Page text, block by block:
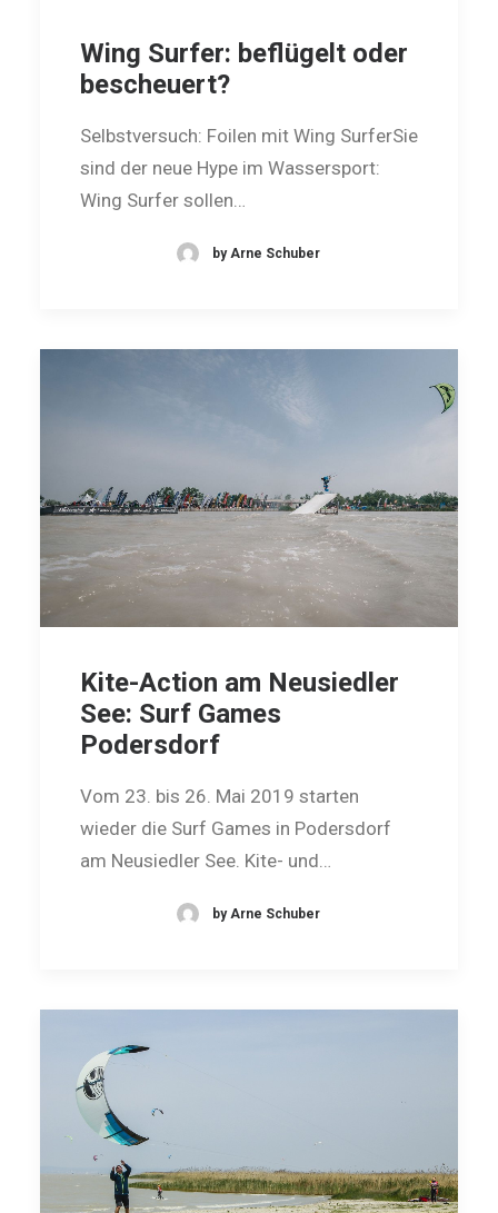
Wing Surfer: beflügelt oder
bescheuert?
Selbstversuch: Foilen mit Wing SurferSie
sind der neue Hype im Wassersport:
Wing Surfer sollen…
by Arne Schuber
Kite-Action am Neusiedler
See: Surf Games
Podersdorf
Vom 23. bis 26. Mai 2019 starten
wieder die Surf Games in Podersdorf
am Neusiedler See. Kite- und…
by Arne Schuber